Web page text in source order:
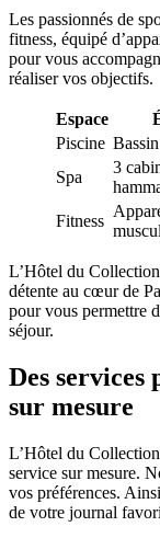
Les passionnés de
fitness, équipé
pour vous
réaliser vos objectifs.
Espace
Piscine
Spa
3
Fitness
L’Hôtel du
détente au cœur de
pour vous permettre
séjour.
Des services
sur mesure
L’Hôtel du
service sur mesure.
vos préférences.
de votre journal